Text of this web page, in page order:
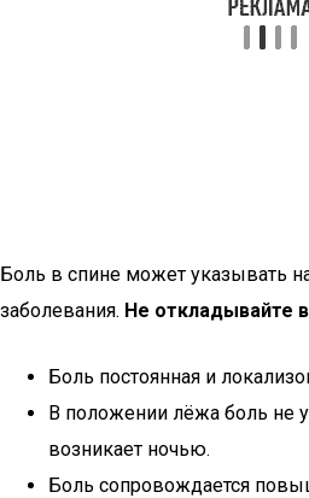
Боль в спине может указывать
заболевания. Не откладывайте
Боль постоянная и
В положении лёжа боль не
возникает ночью.
Боль сопровождается